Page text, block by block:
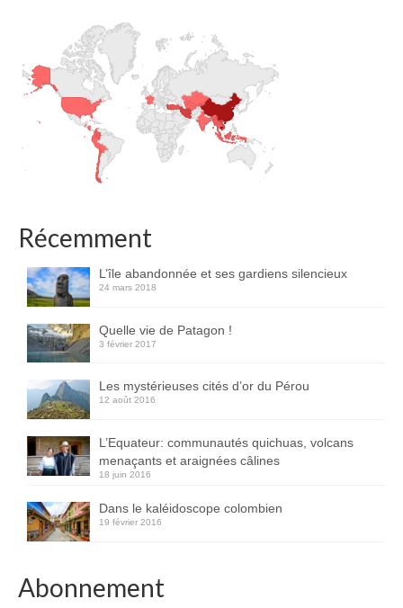
Récemment
L’île abandonnée et ses gardiens silencieux
24 mars 2018
Quelle vie de Patagon !
3 février 2017
Les mystérieuses cités d’or du Pérou
12 août 2016
L’Equateur: communautés quichuas, volcans
menaçants et araignées câlines
18 juin 2016
Dans le kaléidoscope colombien
19 février 2016
Abonnement